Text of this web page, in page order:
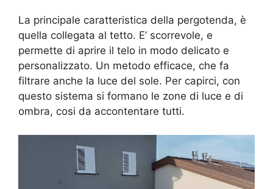
La principale caratteristica della pergotenda, è
quella collegata al tetto. E’ scorrevole, e
permette di aprire il telo in modo delicato e
personalizzato. Un metodo efficace, che fa
filtrare anche la luce del sole. Per capirci, con
questo sistema si formano le zone di luce e di
ombra, cosi da accontentare tutti.